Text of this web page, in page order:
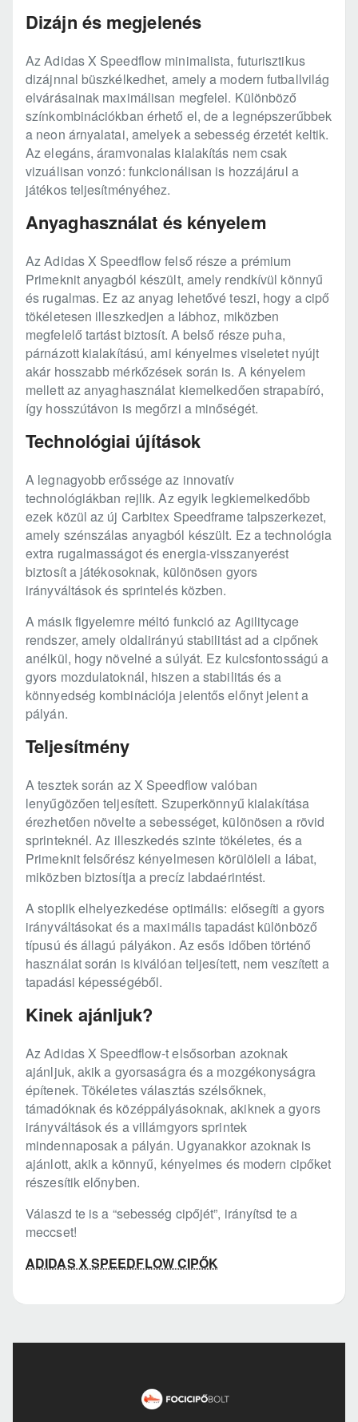
Dizájn és megjelenés
Az Adidas X Speedflow minimalista, futurisztikus
dizájnnal büszkélkedhet, amely a modern futballvilág
elvárásainak maximálisan megfelel. Különböző
színkombinációkban érhető el, de a legnépszerűbbek
a neon árnyalatai, amelyek a sebesség érzetét keltik.
Az elegáns, áramvonalas kialakítás nem csak
vizuálisan vonzó: funkcionálisan is hozzájárul a
játékos teljesítményéhez.
Anyaghasználat és kényelem
Az Adidas X Speedflow felső része a prémium
Primeknit anyagból készült, amely rendkívül könnyű
és rugalmas. Ez az anyag lehetővé teszi, hogy a cipő
tökéletesen illeszkedjen a lábhoz, miközben
megfelelő tartást biztosít. A belső része puha,
párnázott kialakítású, ami kényelmes viseletet nyújt
akár hosszabb mérkőzések során is. A kényelem
mellett az anyaghasználat kiemelkedően strapabíró,
így hosszútávon is megőrzi a minőségét.
Technológiai újítások
A legnagyobb erőssége az innovatív
technológiákban rejlik. Az egyik legkiemelkedőbb
ezek közül az új Carbitex Speedframe talpszerkezet,
amely szénszálas anyagból készült. Ez a technológia
extra rugalmasságot és energia-visszanyerést
biztosít a játékosoknak, különösen gyors
irányváltások és sprintelés közben.
A másik figyelemre méltó funkció az Agilitycage
rendszer, amely oldalirányú stabilitást ad a cipőnek
anélkül, hogy növelné a súlyát. Ez kulcsfontosságú a
gyors mozdulatoknál, hiszen a stabilitás és a
könnyedség kombinációja jelentős előnyt jelent a
pályán.
Teljesítmény
A tesztek során az X Speedflow valóban
lenyűgözően teljesített. Szuperkönnyű kialakítása
érezhetően növelte a sebességet, különösen a rövid
sprinteknél. Az illeszkedés szinte tökéletes, és a
Primeknit felsőrész kényelmesen körülöleli a lábat,
miközben biztosítja a precíz labdaérintést.
A stoplik elhelyezkedése optimális: elősegíti a gyors
irányváltásokat és a maximális tapadást különböző
típusú és állagú pályákon. Az esős időben történő
használat során is kiválóan teljesített, nem veszített a
tapadási képességéből.
Kinek ajánljuk?
Az Adidas X Speedflow-t elsősorban azoknak
ajánljuk, akik a gyorsaságra és a mozgékonyságra
építenek. Tökéletes választás szélsőknek,
támadóknak és középpályásoknak, akiknek a gyors
irányváltások és a villámgyors sprintek
mindennaposak a pályán. Ugyanakkor azoknak is
ajánlott, akik a könnyű, kényelmes és modern cipőket
részesítik előnyben.
Válaszd te is a “sebesség cipőjét”, irányítsd te a
meccset!
ADIDAS X SPEEDFLOW CIPŐK